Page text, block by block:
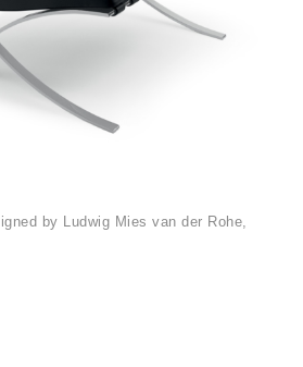
by Ludwig Mies van der Rohe,